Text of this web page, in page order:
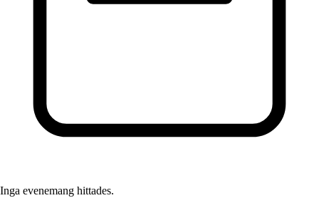
Inga evenemang hittades.